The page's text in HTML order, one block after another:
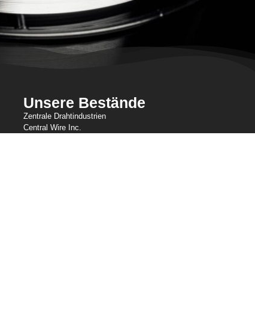
Unsere Bestände
Zentrale Drahtindustrien
Central Wire Inc.